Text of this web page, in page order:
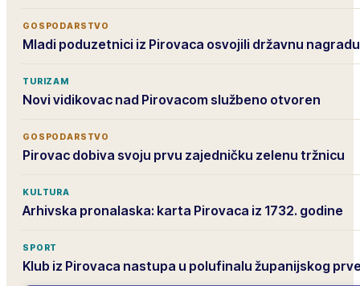
GOSPODARSTVO
Mladi poduzetnici iz Pirovaca osvojili državnu nagradu
TURIZAM
Novi vidikovac nad Pirovacom službeno otvoren
GOSPODARSTVO
Pirovac dobiva svoju prvu zajedničku zelenu tržnicu
KULTURA
Arhivska pronalaska: karta Pirovaca iz 1732. godine
SPORT
Klub iz Pirovaca nastupa u polufinalu županijskog